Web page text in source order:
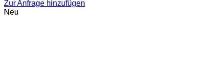
Zur Anfrage hinzufügen
Neu